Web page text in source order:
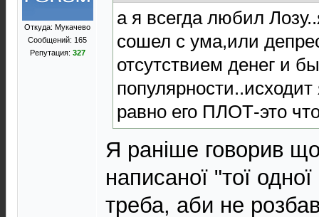
Откуда: Мукачево
Сообщений: 165
Репутация: 327
а я всегда любил
сошел с ума,или
отсутствием денег и
равно его ПЛОТ-это
Я раніше говорив
написаної "тої
треба, аби не